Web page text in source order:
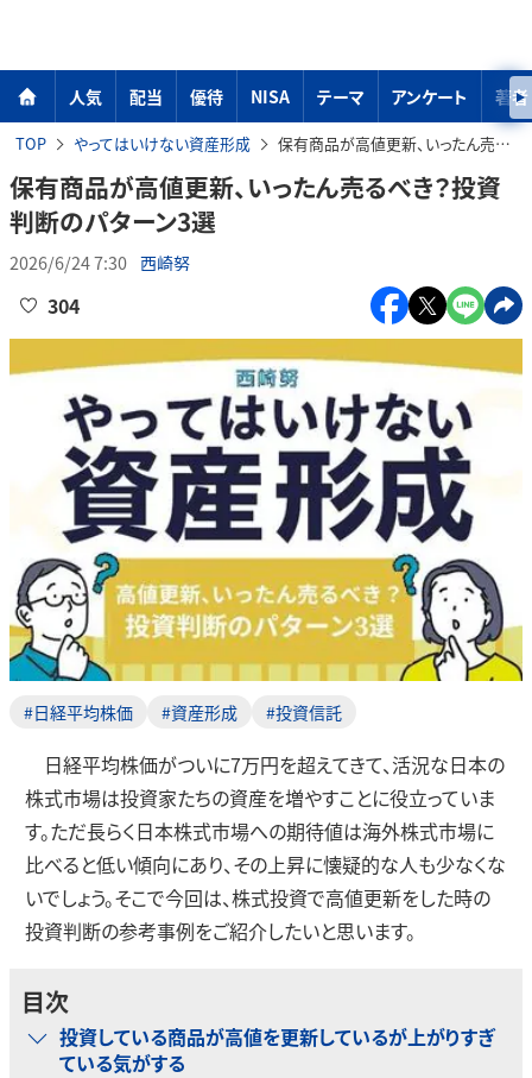
人気 配当 優待 NISA テーマ アンケート 著者
TOP やってはいけない資産形成 保有商品が高値更新、いったん売るべき？投資判断のパターン3選
保有商品が高値更新、いったん売るべき？投資
判断のパターン3選
2026/6/24 7:30 西崎努
304
#日経平均株価 #資産形成 #投資信託
日経平均株価がついに7万円を超えてきて、活況な日本の
株式市場は投資家たちの資産を増やすことに役立っていま
す。ただ長らく日本株式市場への期待値は海外株式市場に
比べると低い傾向にあり、その上昇に懐疑的な人も少なくな
いでしょう。そこで今回は、株式投資で高値更新をした時の
投資判断の参考事例をご紹介したいと思います。
目次
投資している商品が高値を更新しているが上がりすぎ
ている気がする